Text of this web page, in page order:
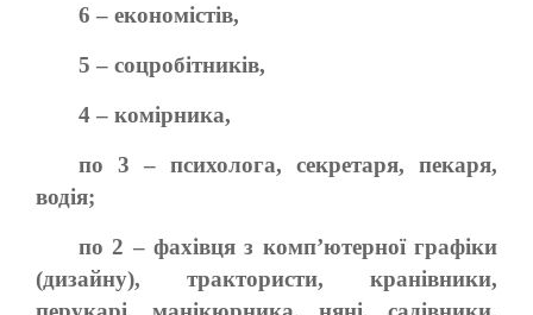
6 – економістів,
5 – соцробітників,
4 – комірника,
по 3 – психолога, секретаря, пекаря,
водія;
по 2 – фахівця з комп’ютерної графіки
(дизайну), трактористи, кранівники,